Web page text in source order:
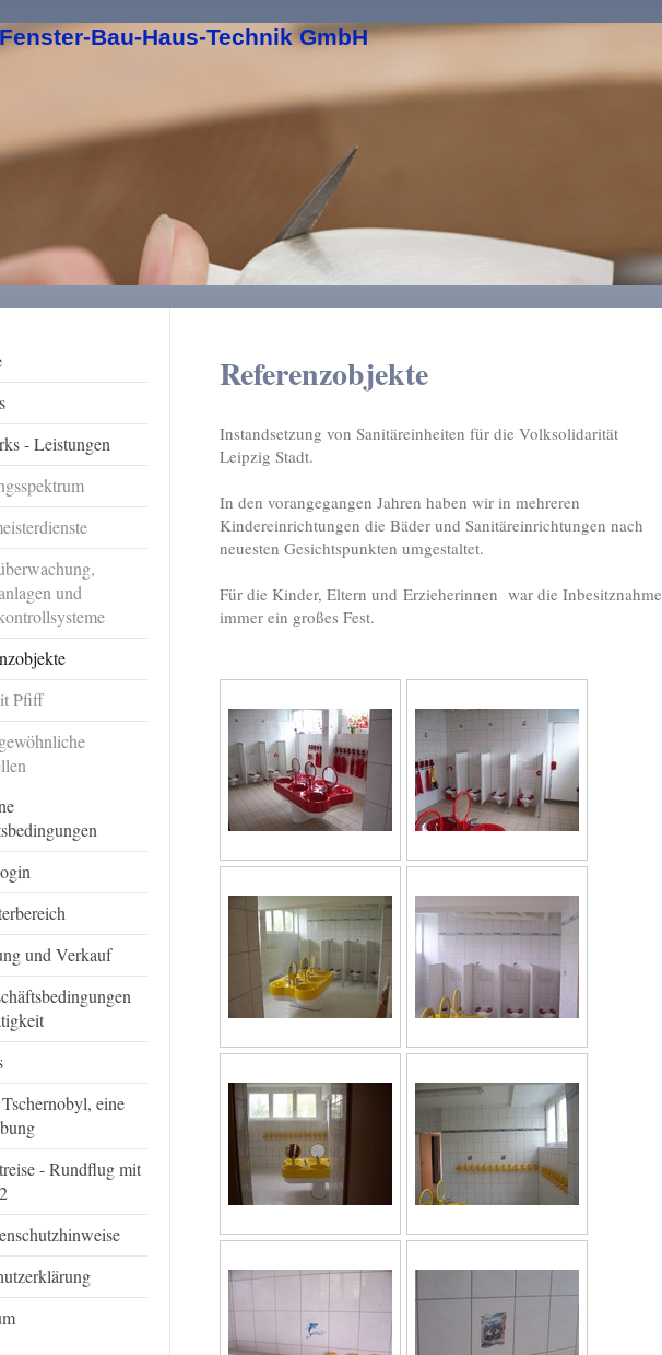
Bau-Haus-Technik GmbH
- Leistungen
und
Pfiff
und Verkauf
eine
- Rundflug mit
Referenzobjekte
Instandsetzung von Sanitäreinheiten für die Volksolidarität
Leipzig Stadt.
In den vorangegangen Jahren haben wir in mehreren
Kindereinrichtungen die Bäder und Sanitäreinrichtungen nach
neuesten Gesichtspunkten umgestaltet.
Für die Kinder, Eltern und Erzieherinnen war die Inbesitznahme
immer ein großes Fest.